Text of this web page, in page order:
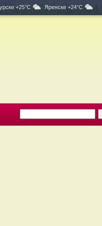
+25°C Яренске +24°C